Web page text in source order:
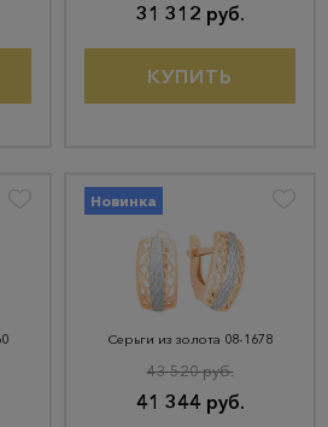
31 312 руб.
КУПИТЬ
Новинка
Серьги из золота 08-1678
41 344 руб.
43 520 руб.